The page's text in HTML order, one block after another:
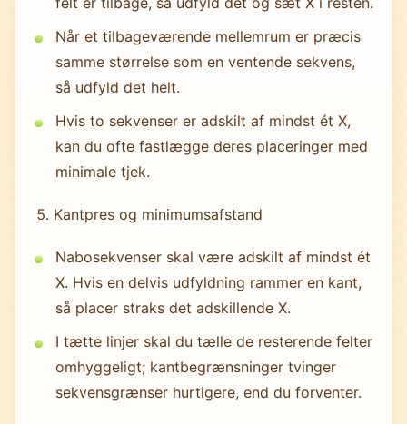
Når et tilbageværende mellemrum er præcis
samme størrelse som en ventende sekvens,
så udfyld det helt.
Hvis to sekvenser er adskilt af mindst ét X,
kan du ofte fastlægge deres placeringer med
minimale tjek.
Kantpres og minimumsafstand
Nabosekvenser skal være adskilt af mindst ét
X. Hvis en delvis udfyldning rammer en kant,
så placer straks det adskillende X.
I tætte linjer skal du tælle de resterende felter
omhyggeligt; kantbegrænsninger tvinger
sekvensgrænser hurtigere, end du forventer.